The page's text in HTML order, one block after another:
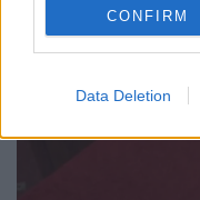
CONFIRM
Data Deletion
Cruises. A beruházás
szerint a forgalom és